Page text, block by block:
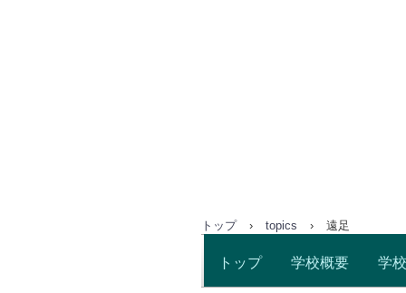
トップ › topics › 遠足
トップ 学校概要 学